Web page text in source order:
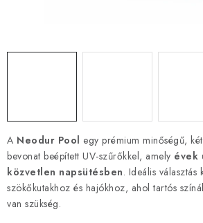
A Neodur Pool egy prémium minőségű,
bevonat beépített UV-szűrőkkel, amely évek
közvetlen napsütésben. Ideális választás
szökőkutakhoz és hajókhoz, ahol tartós
van szükség.